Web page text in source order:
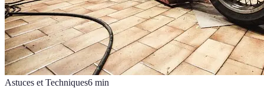
Astuces et Techniques6 min